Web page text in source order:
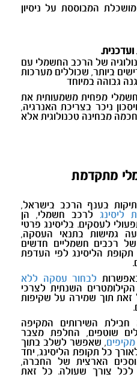
המבוססת על ניסיון
של הרכב החשמלי עם
ביותר, שכוללים מערכות
גבוהה במיוחד
מפחית משמעותית את
ניכר בצריכת האנרגיה,
מבחינה טכנולוגית אלא
מתקדמת
בענף הרכב בישראל,
ליסינג לרכב חשמלי, הן
לעסקים. בליסינג פרטי
גמישות בתנאי העסקה,
רכבים חשמליים חדשים
הליסינג לפי העדפת
לבחור עסקה ללא
השנתית לצרכי
זאת תוך שמירה על שקיפות
חבילת השירותים המקיפה
שוטפים, החלפת מצבר
מקיפים, שאפשר לשלב בתוך
כל תקופת הליסינג, יחד
הארצית של החברה,
לכל צורך שעולה. כל זאת